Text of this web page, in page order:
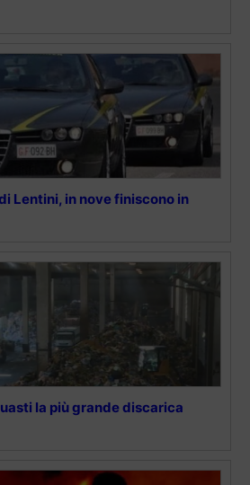
Lentini, in nove finiscono in
la più grande discarica